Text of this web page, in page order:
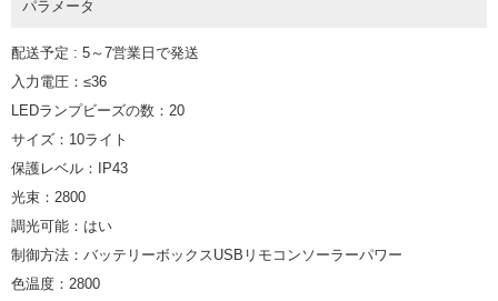
パラメータ
配送予定 : 5～7営業日で発送
入力電圧：≤36
LEDランプビーズの数：20
サイズ：10ライト
保護レベル：IP43
光束：2800
調光可能：はい
制御方法：バッテリーボックスUSBリモコンソーラーパワー
色温度：2800